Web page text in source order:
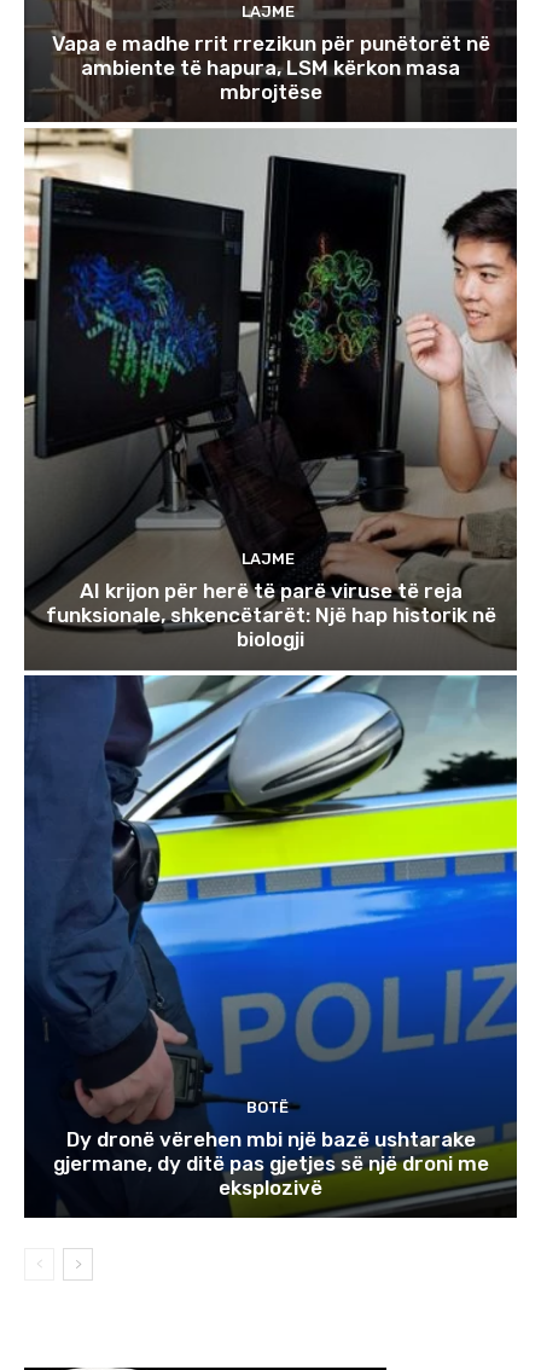
LAJME
Vapa e madhe rrit rrezikun për punëtorët në
ambiente të hapura, LSM kërkon masa
mbrojtëse
LAJME
AI krijon për herë të parë viruse të reja
funksionale, shkencëtarët: Një hap historik në
biologji
BOTË
Dy dronë vërehen mbi një bazë ushtarake
gjermane, dy ditë pas gjetjes së një droni me
eksplozivë